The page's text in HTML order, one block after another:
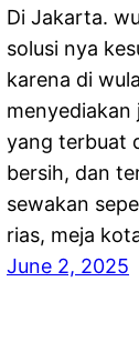
Di Jakarta.
solusi nya
karena di
menyediakan
yang terbuat
bersih, dan
sewakan
rias, meja
June 2, 2025